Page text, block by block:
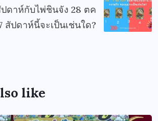
ดาห์กับไพ่ชินจัง 28 ตค
สัปดาห์นี้จะเป็นเช่นใด?
like